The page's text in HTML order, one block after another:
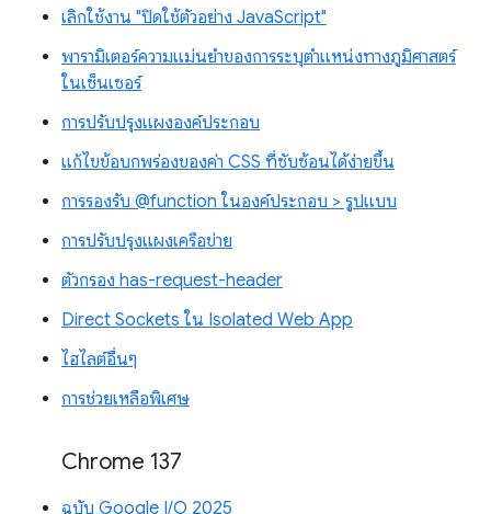
เลิกใช้งาน "ปิดใช้ตัวอย่าง JavaScript"
พารามิเตอร์ความแม่นยำของการระบุตำแหน่งทางภูมิศาสตร์
ในเซ็นเซอร์
การปรับปรุงแผงองค์ประกอบ
แก้ไขข้อบกพร่องของค่า CSS ที่ซับซ้อนได้ง่ายขึ้น
การรองรับ @function ในองค์ประกอบ > รูปแบบ
การปรับปรุงแผงเครือข่าย
ตัวกรอง has-request-header
Direct Sockets ใน Isolated Web App
ไฮไลต์อื่นๆ
การช่วยเหลือพิเศษ
Chrome 137
ฉบับ Google I/O 2025